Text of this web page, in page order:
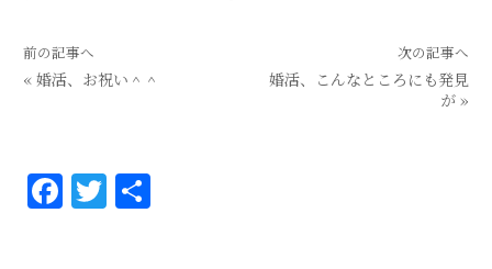
前の記事へ
« 婚活、お祝い＾＾
次の記事へ
婚活、こんなところにも発見
が »
F
a
T
w